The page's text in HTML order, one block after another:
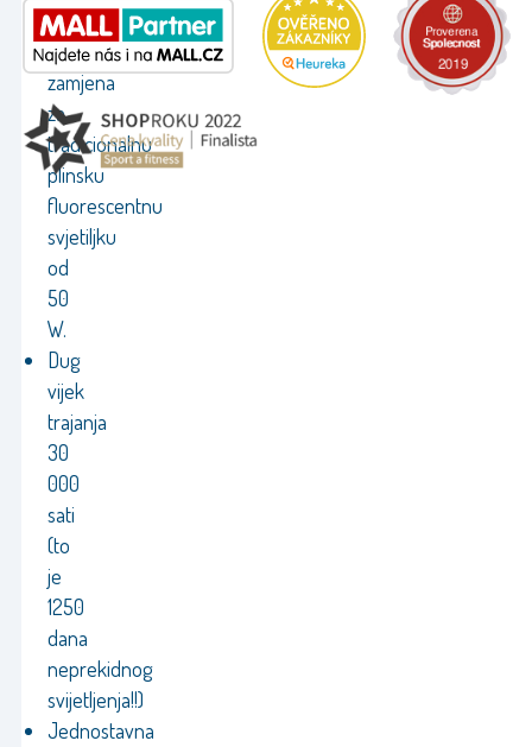
idealan
kao
zamjena
za
tradicionalnu
plinsku
fluorescentnu
svjetiljku
od
50
W.
Dug
vijek
trajanja
30
000
sati
(to
je
1250
dana
neprekidnog
svijetljenja!!)
Jednostavna